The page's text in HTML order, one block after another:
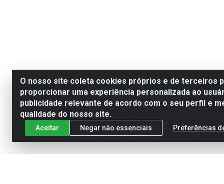
O nosso site coleta cookies próprios e de terceiros
proporcionar uma experiência personalizada ao
publicidade relevante de acordo com o seu perfil e
qualidade do nosso site.
Aceitar Negar não essenciais Preferências